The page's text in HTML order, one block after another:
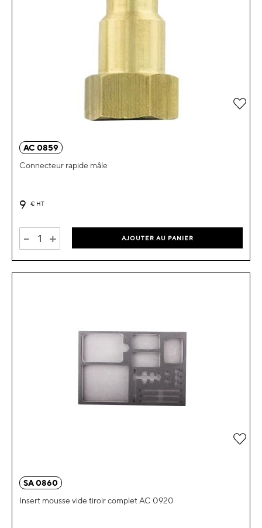
AC 0859
Connecteur rapide mâle
9 € HT
- + AJOUTER AU PANIER
SA 0860
Insert mousse vide tiroir complet AC 0920